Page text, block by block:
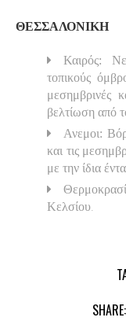
ΘΕΣΣΑΛΟΝΙΚΗ
Καιρός:
τοπικούς
μεσημβρινές
βελτίωση από
Ανεμοι:
και τις
με την ίδια
Κελσίου.
SHARE: